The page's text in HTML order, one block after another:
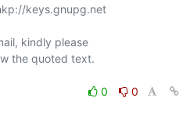
keys.gnupg.net
kindly please
the quoted text.
0
0